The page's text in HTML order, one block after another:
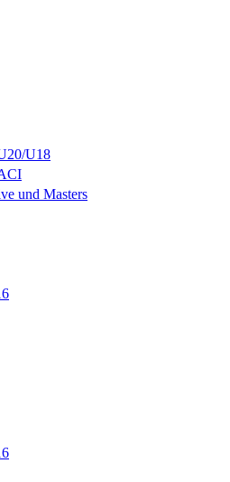
U18
und Masters